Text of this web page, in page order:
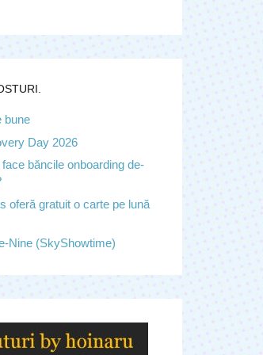
bune
Day 2026
băncile onboarding de-
oferă gratuit o carte pe lună
Nine (SkyShowtime)